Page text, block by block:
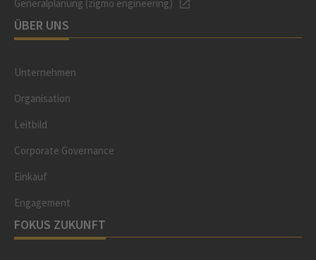
Generalplanung (zigmo engineering)
ÜBER UNS
Unternehmen
Organisation
Leitbild
Corporate Governance
Einkauf
Engagement
FOKUS ZUKUNFT